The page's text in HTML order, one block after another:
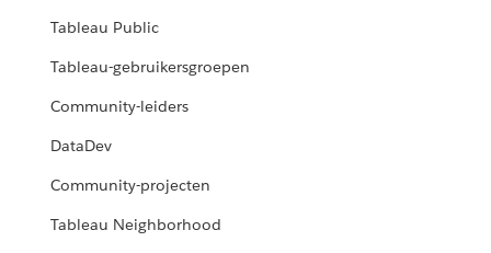
Tableau Public
Tableau-gebruikersgroepen
Community-leiders
DataDev
Community-projecten
Tableau Neighborhood